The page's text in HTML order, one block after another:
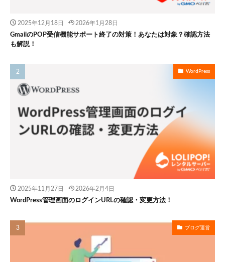
2025年12月18日 2026年1月28日
GmailのPOP受信機能サポート終了の対策！あなたは対象？確認方法
も解説！
WordPress
2025年11月27日 2026年2月4日
WordPress管理画面のログインURLの確認・変更方法！
ブログ運営